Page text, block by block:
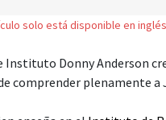
solo está disponible en
Instituto Donny Anderson
comprender plenamente a